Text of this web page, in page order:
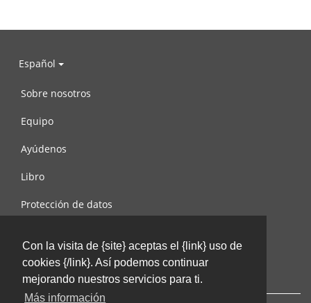
Con la visita de {site} aceptas el {link} uso de
cookies {/link}. Así podemos continuar
mejorando nuestros servicios para ti.
Más información
Español
Sobre nosotros
Equipo
Ayúdenos
Libro
Protección de datos
Contáctenos